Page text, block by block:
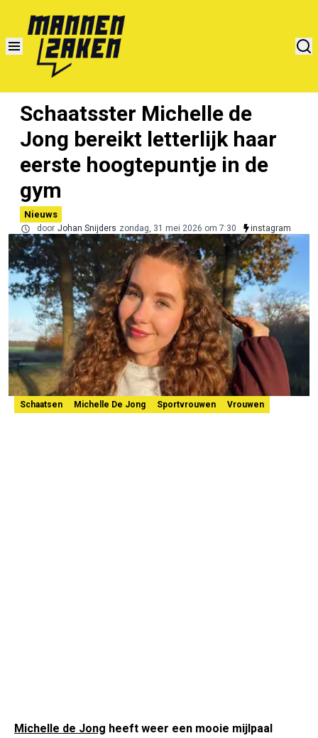
Schaatsster Michelle de
Jong bereikt letterlijk haar
eerste hoogtepuntje in de
gym
Nieuws
door Johan Snijders zondag, 31 mei 2026 om 7:30 instagram
Schaatsen Michelle De Jong Sportvrouwen Vrouwen
Michelle de Jong heeft weer een mooie mijlpaal